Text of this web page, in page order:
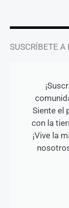
SUSCRÍBETE A
Siente el
con la
¡Vive la